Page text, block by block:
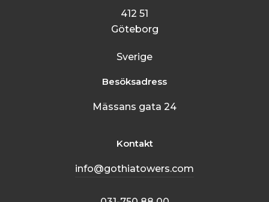
412 51
Göteborg
Sverige
Besöksadress
Mässans gata 24
Kontakt
info@gothiatowers.com